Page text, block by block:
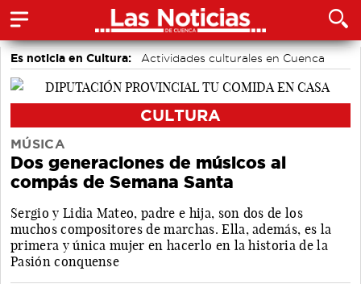
Es noticia en Cultura: Actividades culturales en Cuenca
CULTURA
MÚSICA
Dos generaciones de músicos al
compás de Semana Santa
Sergio y Lidia Mateo, padre e hija, son dos de los
muchos compositores de marchas. Ella, además, es la
primera y única mujer en hacerlo en la historia de la
Pasión conquense